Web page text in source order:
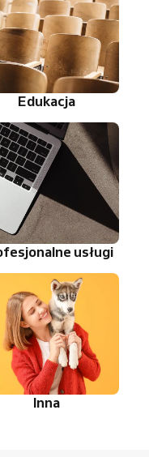
Edukacja
usługi
Inna